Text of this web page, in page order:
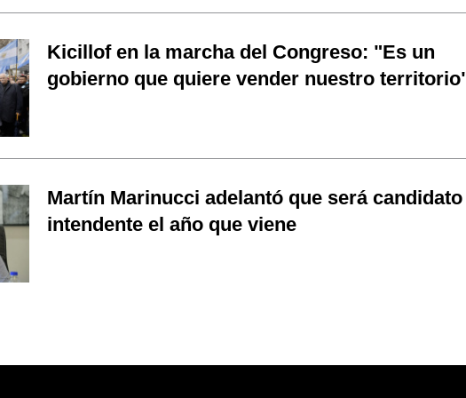
Kicillof en la marcha del Congreso: "Es un
gobierno que quiere vender nuestro
Martín Marinucci adelantó que será candidato
intendente el año que viene